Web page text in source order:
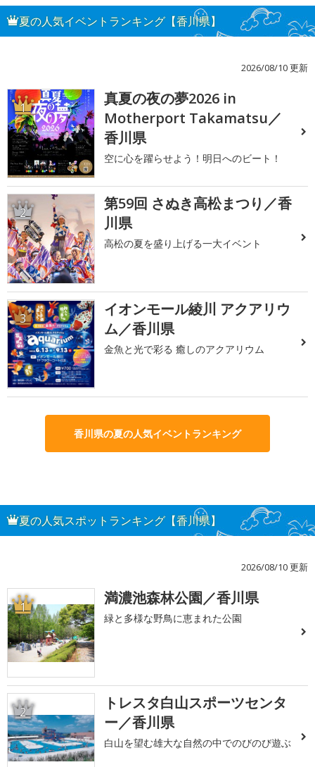
夏の人気イベントランキング【香川県】
2026/08/10 更新
1
真夏の夜の夢2026 in
Motherport Takamatsu／
香川県
空に心を躍らせよう！明日へのビート！
2
第59回 さぬき高松まつり／香
川県
高松の夏を盛り上げる一大イベント
3
イオンモール綾川 アクアリウ
ム／香川県
金魚と光で彩る 癒しのアクアリウム
香川県の夏の人気イベントランキング
夏の人気スポットランキング【香川県】
2026/08/10 更新
1 満濃池森林公園／香川県
緑と多様な野鳥に恵まれた公園
2
トレスタ白山スポーツセンタ
ー／香川県
白山を望む雄大な自然の中でのびのび遊ぶ